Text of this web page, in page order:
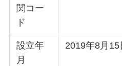
関コー
ド
設立年
月
2019年8月15